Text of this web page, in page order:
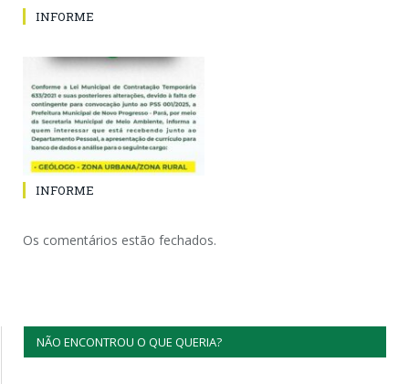
INFORME
INFORME
Os comentários estão fechados.
NÃO ENCONTROU O QUE QUERIA?